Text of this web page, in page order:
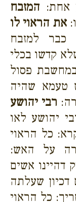
אחת: המזבח
את הראוי לו
כבר למזבח
קדשו בכלי
פסול
טעמא שהיה
רבי יהושע
יהושע לאו
כל הראוי
על האש:
דהיינו אשים
שעלתה
כל הראוי